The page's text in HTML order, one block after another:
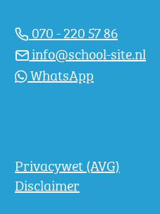
070 - 220 57 86
info@school-site.nl
WhatsApp
Privacywet (AVG)
Disclaimer